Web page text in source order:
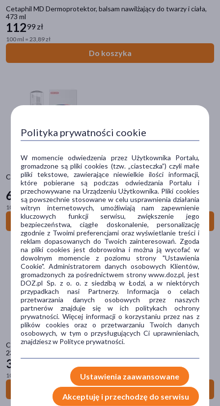
Cetaphil MD Dermoprotektor, balsam nawilżający do twarzy i ciała,
473 ml
11299 zł
100 ml = 23,89 zł
Do koszyka
Cetaphil PRO Redness Control, pianka do mycia, 236 ml
63 39 zł
100 ml = 26,86 zł
Do koszyka
Cetaphil Oily Skin Cleanser, łagodny żel oczyszczający do twarzy,
236 ml
33
100 ml = 14,32 zł
Do koszyka
Mężczyzna
Wiek
dla dorosłych(31)
dla młodzieży(17)
20+
(8)
pokaż więcej
Kosmetyk(35)
Dermokosmetyk(25)
Sposób aplikacji
na skórę(35)
Postać
krem(10)
balsam(8)
emulsja(7)
pianka(4)
żel
(3)
pokaż więcej
nadwrażliwość(16)
Polityka prywatności cookie
W momencie odwiedzenia przez Użytkownika Portalu,
gromadzone są pliki cookies (tzw. „ciasteczka”) czyli małe
pliki tekstowe, zawierające niewielkie ilości informacji,
które pobierane są podczas odwiedzania Portalu i
przechowywane na Urządzeniu Użytkownika. Pliki cookies
są powszechnie stosowane w celu usprawnienia działania
witryn internetowych, umożliwiają nam zapewnienie
kluczowych funkcji serwisu, zwiększenie jego
bezpieczeństwa, ciągłe doskonalenie, personalizację
zgodnie z Twoimi preferencjami oraz wyświetlanie treści i
reklam dopasowanych do Twoich zainteresowań. Zgoda
na pliki cookies jest dobrowolna i można ją wycofać w
dowolnym momencie z poziomu strony "Ustawienia
Cookie". Administratorem danych osobowych Klientów,
gromadzonych za pośrednictwem strony www.doz.pl, jest
DOZ.pl Sp. z o. o. z siedzibą w Łodzi, a w niektórych
przypadkach nasi Partnerzy. Informacja o celach
przetwarzania danych osobowych przez naszych
partnerów znajduje się w ich politykach ochrony
prywatności. Więcej informacji o korzystaniu przez nas z
plików cookies oraz o przetwarzaniu Twoich danych
osobowych, w tym o przysługujących Ci uprawnieniach,
znajdziesz w Polityce prywatności.
Ustawienia zaawansowane
Akceptuję i przechodzę do serwisu